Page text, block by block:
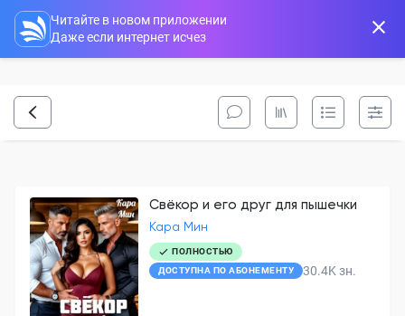
Читайте в новом приложении
Даже если интернет исчез
Свёкор и его друг для пышечки
Кара Мин
ПОЛНОСТЬЮ
ДОСТУПНА ПО АБОНЕМЕНТУ
30.4K зн.